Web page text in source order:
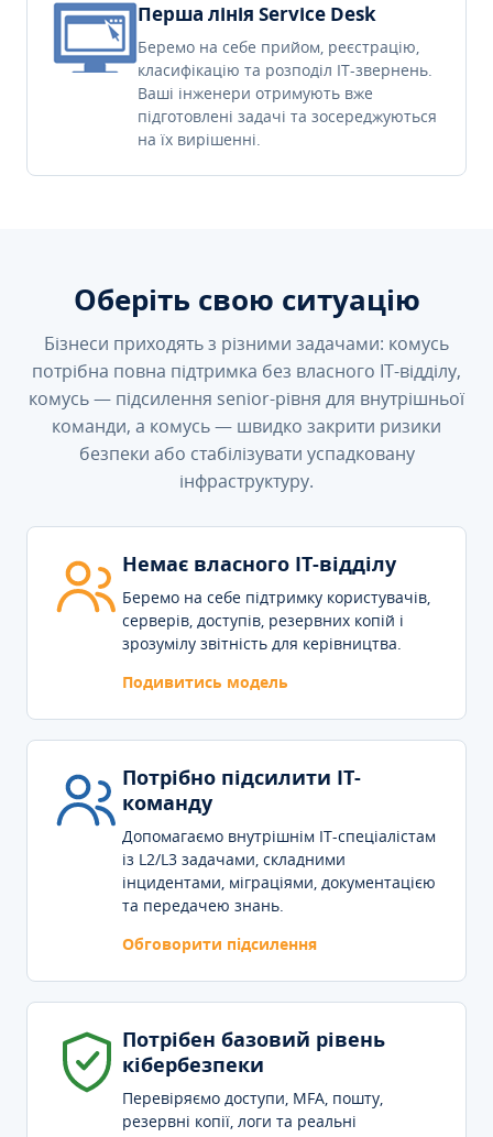
Перша лінія Service Desk
Беремо на себе прийом, реєстрацію,
класифікацію та розподіл IT-звернень.
Ваші інженери отримують вже
підготовлені задачі та зосереджуються
на їх вирішенні.
Оберіть свою ситуацію
Бізнеси приходять з різними задачами: комусь
потрібна повна підтримка без власного IT-відділу,
комусь — підсилення senior-рівня для внутрішньої
команди, а комусь — швидко закрити ризики
безпеки або стабілізувати успадковану
інфраструктуру.
Немає власного IT-відділу
Беремо на себе підтримку користувачів,
серверів, доступів, резервних копій і
зрозумілу звітність для керівництва.
Подивитись модель
Потрібно підсилити IT-
команду
Допомагаємо внутрішнім IT-спеціалістам
із L2/L3 задачами, складними
інцидентами, міграціями, документацією
та передачею знань.
Обговорити підсилення
Потрібен базовий рівень
кібербезпеки
Перевіряємо доступи, MFA, пошту,
резервні копії, логи та реальні